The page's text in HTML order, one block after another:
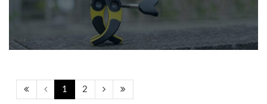
1 2